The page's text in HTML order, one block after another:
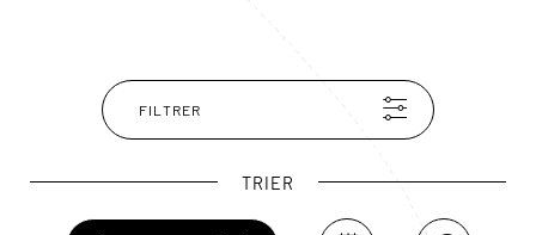
mosquées andalouses. En sortant, baladez-vous dans le
lacis des rues de l’ancienne juderia, restée dans son jus.
FILTRER
TRIER